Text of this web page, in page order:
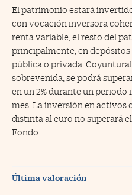
El patrimonio estará
con vocación inversora
renta variable; el resto del
principalmente, en depósitos
pública o privada.
sobrevenida, se podrá
en un 2% durante un
mes. La inversión en activos
distinta al euro no superará
Fondo.
Última valoración